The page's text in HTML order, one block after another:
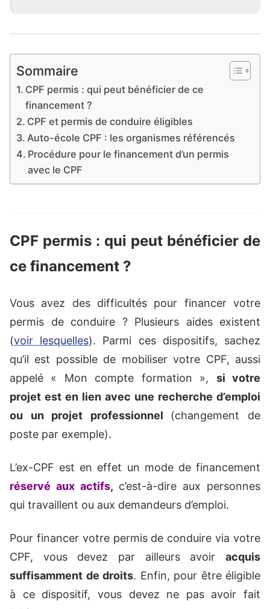
Sommaire
CPF permis : qui peut bénéficier de ce
financement ?
CPF et permis de conduire éligibles
Auto-école CPF : les organismes référencés
Procédure pour le financement d’un permis
avec le CPF
CPF permis : qui peut bénéficier de
ce financement ?
Vous avez des difficultés pour financer votre
permis de conduire ? Plusieurs aides existent
(voir lesquelles). Parmi ces dispositifs, sachez
qu’il est possible de mobiliser votre CPF, aussi
appelé « Mon compte formation », si votre
projet est en lien avec une recherche d’emploi
ou un projet professionnel (changement de
poste par exemple).
L’ex-CPF est en effet un mode de financement
réservé aux actifs, c’est-à-dire aux personnes
qui travaillent ou aux demandeurs d’emploi.
Pour financer votre permis de conduire via votre
CPF, vous devez par ailleurs avoir acquis
suffisamment de droits. Enfin, pour être éligible
à ce dispositif, vous devez ne pas avoir fait